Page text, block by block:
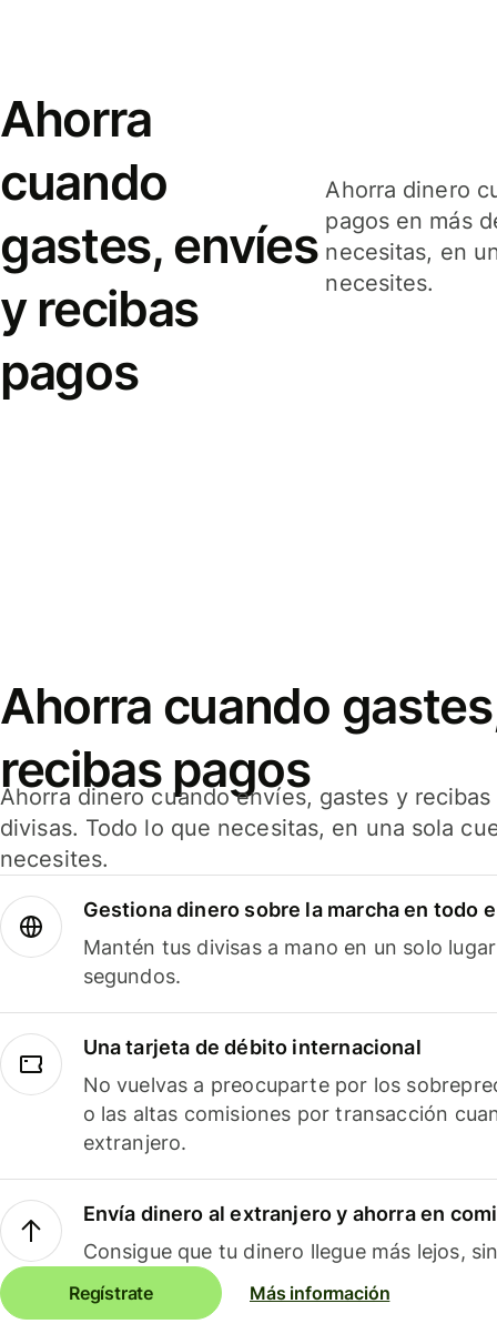
Ahorra
cuando
gastes, envíes
y recibas
pagos
Ahorra dinero
pagos en más
necesitas, en
necesites.
Ahorra cuando
recibas pagos
Ahorra dinero cuando envíes, gastes y
divisas. Todo lo que necesitas, en una sola
necesites.
Gestiona dinero sobre la marcha en todo
Mantén tus divisas a mano en un solo
segundos.
Una tarjeta de débito internacional
No vuelvas a preocuparte por los
o las altas comisiones por transacción
extranjero.
Envía dinero al extranjero y ahorra en
Consigue que tu dinero llegue más lejos,
Regístrate Más información